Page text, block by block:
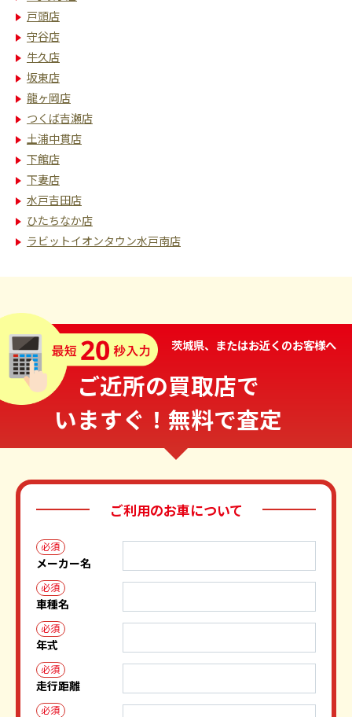
戸頭店
守谷店
牛久店
坂東店
龍ヶ岡店
つくば吉瀬店
土浦中貫店
下館店
下妻店
水戸吉田店
ひたちなか店
ラビットイオンタウン水戸南店
茨城県、またはお近くのお客様へ
ご近所の買取店で
いますぐ！無料で査定
ご利用のお車について
必須
メーカー名
必須
車種名
必須
年式
必須
走行距離
必須